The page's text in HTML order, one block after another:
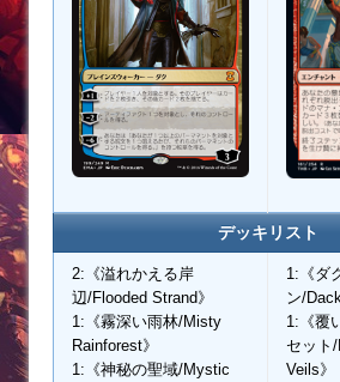
デッキリスト
2:《溢れかえる岸
辺/Flooded Strand》
1:《霧深い雨林/Misty
Rainforest》
1:《神秘の聖域/Mystic
1:《ダ
ン/
1:《覆
セット
Veils》